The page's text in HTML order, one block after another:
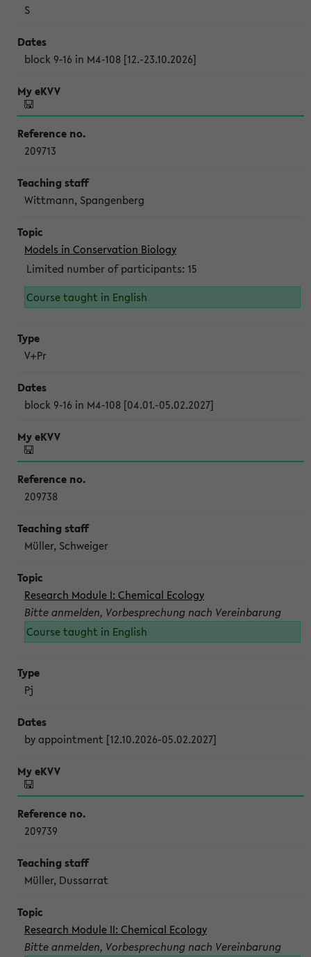
S
block 9-16 in M4-108 [12.-23.10.2026]
209713
Wittmann, Spangenberg
Models in Conservation Biology
Limited number of participants: 15
Course taught in English
V+Pr
block 9-16 in M4-108 [04.01.-05.02.2027]
209738
Müller, Schweiger
Research Module I: Chemical Ecology
Bitte anmelden, Vorbesprechung nach Vereinbarung
Course taught in English
Pj
by appointment [12.10.2026-05.02.2027]
209739
Müller, Dussarrat
Research Module II: Chemical Ecology
Bitte anmelden, Vorbesprechung nach Vereinbarung